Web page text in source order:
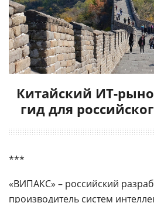
Китайский ИТ-
гид для
***
«ВИПАКС» – российский
производитель систем